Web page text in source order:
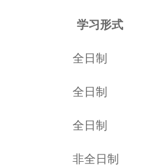
学习形式
全日制
全日制
全日制
非全日制